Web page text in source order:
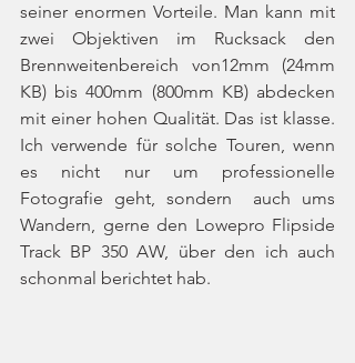
seiner enormen Vorteile. Man kann mit
zwei Objektiven im Rucksack den
Brennweitenbereich von12mm (24mm
KB) bis 400mm (800mm KB) abdecken
mit einer hohen Qualität. Das ist klasse.
Ich verwende für solche Touren, wenn
es nicht nur um professionelle
Fotografie geht, sondern  auch ums
Wandern, gerne den Lowepro Flipside
Track BP 350 AW, über den ich auch
schonmal berichtet hab.